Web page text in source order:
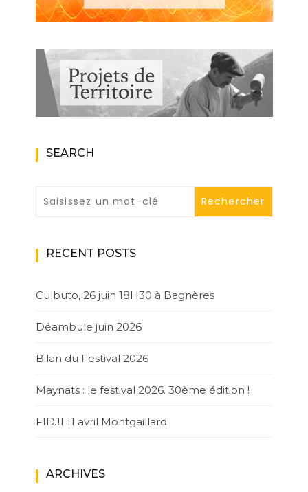
SEARCH
RECENT POSTS
Culbuto, 26 juin 18H30 à Bagnères
Déambule juin 2026
Bilan du Festival 2026
Maynats : le festival 2026. 30ème édition !
FIDJI 11 avril Montgaillard
ARCHIVES